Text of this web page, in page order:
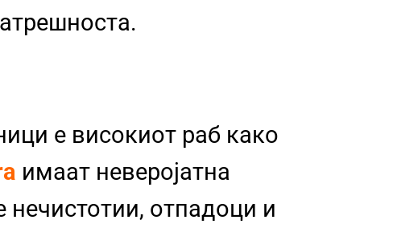
е високиот раб како
имаат неверојатна
нечистотии, отпадоци и